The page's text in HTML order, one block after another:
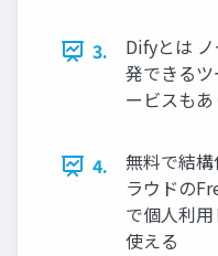
3.
Difyとは
発できる
ービスもあ
4.
無料で結
ラウドの
で個人利
使える